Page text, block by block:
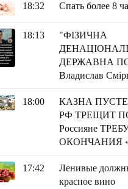
18:32 Спать более 8
18:13
"ФІЗИЧНА
ДЕРЖАВНА
Владислав
18:00
КАЗНА
РФ ТРЕЩИТ
Россияне
ОКОНЧАНИЯ
17:42
Ленивые
красное вино